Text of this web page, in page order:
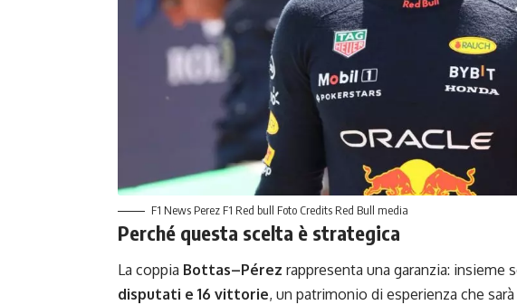
F1 News Perez F1 Red bull Foto Credits Red Bull media
Perché questa scelta è strategica
La coppia Bottas–Pérez rappresenta una garanzia: insieme
disputati e 16 vittorie, un patrimonio di esperienza che